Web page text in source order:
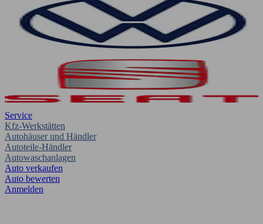
Service
Kfz-Werkstätten
Autohäuser und Händler
Autoteile-Händler
Autowaschanlagen
Auto verkaufen
Auto bewerten
Anmelden